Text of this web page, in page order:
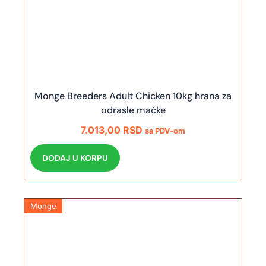
Monge Breeders Adult Chicken 10kg hrana za
odrasle mačke
7.013,00 RSD sa PDV-om
DODAJ U KORPU
Monge